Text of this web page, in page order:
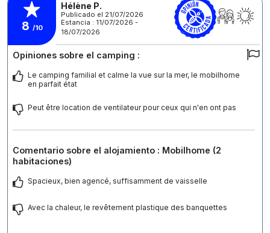
8 /10
Hélène P.
Publicado el 21/07/2026
Estancia : 11/07/2026 -
18/07/2026
Opiniones sobre el camping :
Le camping familial et calme la vue sur la mer, le mobilhome
en parfait état
Peut être location de ventilateur pour ceux qui n'en ont pas
Comentario sobre el alojamiento : Mobilhome (2
habitaciones)
Spacieux, bien agencé, suffisamment de vaisselle
Avec la chaleur, le revêtement plastique des banquettes